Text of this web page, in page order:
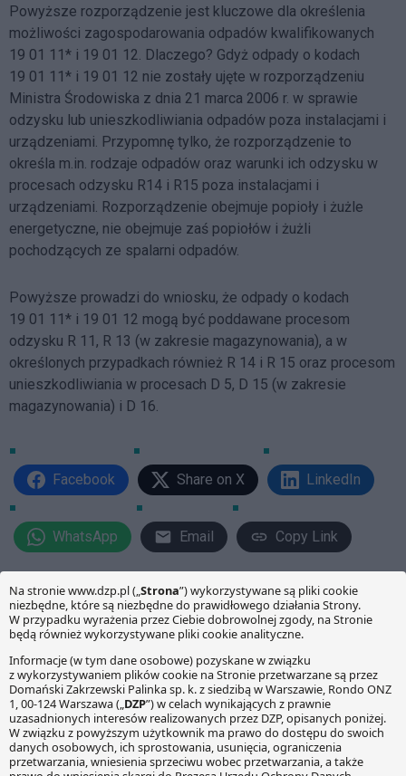
Powyższe rozporządzenie jest kluczowe dla określenia
możliwości zagospodarowania odpadów kwalifikowanych
19 01 11* i 19 01 12. Dlaczego? Gdyż odpady o kodach
19 01 11* i 19 01 12 nie zostały ujęte w rozporządzeniu
Ministra Środowiska z dnia 21 marca 2006 r. w sprawie
odzysku lub unieszkodliwiania odpadów poza instalacjami i
urządzeniami. Przypomnę tylko, że rozporządzenie to
określa m.in. rodzaje odpadów oraz warunki ich odzysku w
procesach odzysku R14 i R15 poza instalacjami i
urządzeniami. Rozporządzenie obejmuje popioły i żużle
energetyczne, nie obejmuje zaś popiołów i żużli
pochodzących ze spalarni odpadów.
Powyższe prowadzi do wniosku, że odpady o kodach
19 01 11* i 19 01 12 mogą być poddawane procesom
odzysku R 11, R 13 (w zakresie magazynowania), a w
określonych przypadkach również R 14 i R 15 oraz procesom
unieszkodliwiania w procesach D 5, D 15 (w zakresie
magazynowania) i D 16.
Facebook Share on X LinkedIn
WhatsApp Email Copy Link
PRZECZYTAJ RÓWNIEŻ:
Zagospodarowanie polskich
odpadów komunalnych w
instalacjach zagranicznych
Doniesienia prasowe
wskazują na liczne problemy
związane z planowanymi w
Polsce inwestycjami w
Rok spalarni odpadów w